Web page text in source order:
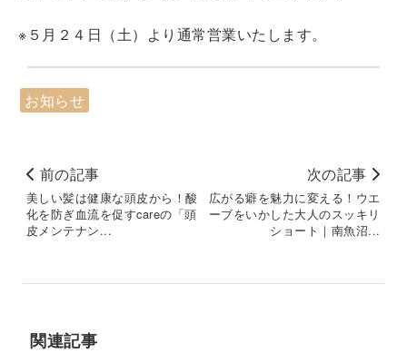
※５月２４日（土）より通常営業いたします。
お知らせ
前の記事
美しい髪は健康な頭皮から！酸
化を防ぎ血流を促すcareの「頭
皮メンテナン...
次の記事
広がる癖を魅力に変える！ウエ
ーブをいかした大人のスッキリ
ショート｜南魚沼...
関連記事